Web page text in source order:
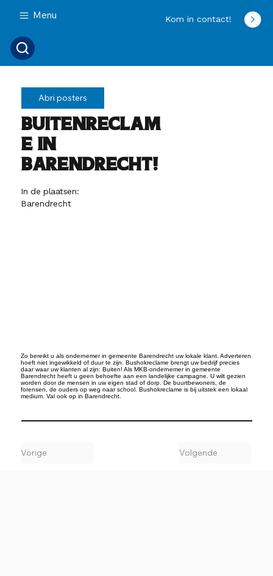
Menu Kom in contact!
Abri posters
Buitenreclam
e in
Barendrecht!
In de plaatsen:
Barendrecht
Zo bereikt u als ondernemer in gemeente Barendrecht uw lokale klant. Adverteren
hoeft niet ingewikkeld of duur te zijn. Bushokreclame brengt uw bedrijf precies
daar waar uw klanten al zijn: Buiten! Als MKB-ondernemer in gemeente
Barendrecht heeft u geen behoefte aan een landelijke campagne. U wilt gezien
worden door de mensen in uw eigen stad of dorp. De buurtbewoners, de
forensen, de ouders op weg naar school. Bushokreclame is bij uitstek een lokaal
medium. Val ook op in Barendrecht.
Vorige Volgende